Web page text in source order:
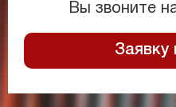
Вы звоните
Заявку